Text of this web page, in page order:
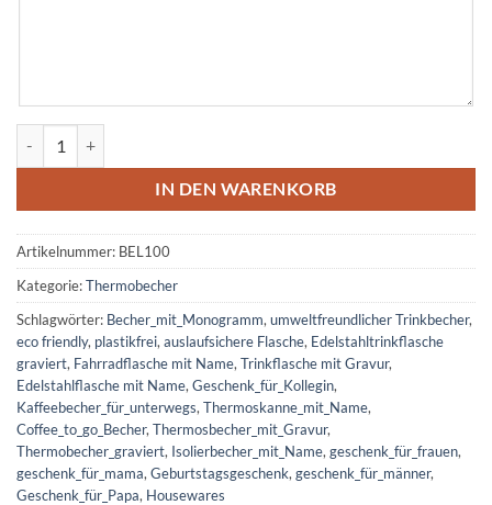
IN DEN WARENKORB
Artikelnummer: BEL100
Kategorie:Thermobecher
Schlagwörter: Becher_mit_Monogramm, umweltfreundlicher Trinkbecher,
eco friendly, plastikfrei, auslaufsichere Flasche, Edelstahltrinkflasche
graviert, Fahrradflasche mit Name, Trinkflasche mit Gravur,
Edelstahlflasche mit Name, Geschenk_für_Kollegin,
Kaffeebecher_für_unterwegs, Thermoskanne_mit_Name,
Coffee_to_go_Becher, Thermosbecher_mit_Gravur,
Thermobecher_graviert, Isolierbecher_mit_Name, geschenk_für_frauen,
geschenk_für_mama, Geburtstagsgeschenk, geschenk_für_männer,
Geschenk_für_Papa, Housewares